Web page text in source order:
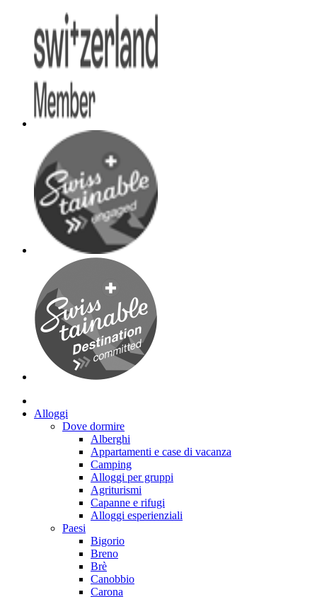
Alloggi
Dove dormire
Alberghi
Appartamenti e case di vacanza
Camping
Alloggi per gruppi
Agriturismi
Capanne e rifugi
Alloggi esperienziali
Paesi
Bigorio
Breno
Brè
Canobbio
Carona